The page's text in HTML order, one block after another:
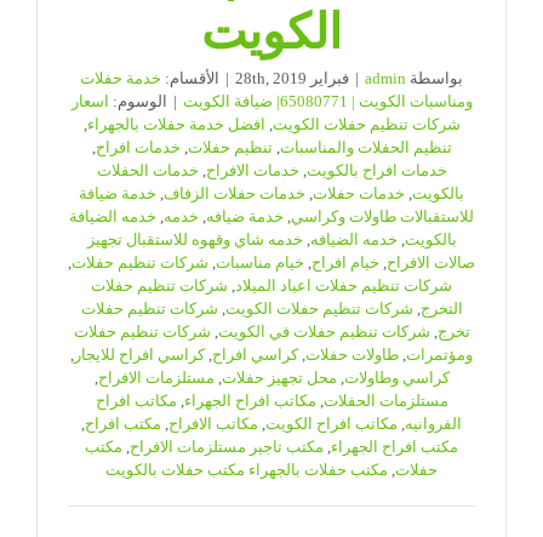
الكويت
بواسطة admin
| فبراير 28th, 2019 | الأقسام: خدمة حفلات
ومناسبات الكويت | 65080771| ضيافة الكويت
| الوسوم: اسعار
شركات تنظيم حفلات الكويت
افضل خدمة حفلات بالجهراء
تنظيم الحفلات والمناسبات ,تنظيم حفلات خدمات افراح
خدمات افراح بالكويت خدمات الافراح خدمات الحفلات
بالكويت خدمات حفلات خدمات حفلات الزفاف خدمة ضيافة
للاستقبالات طاولات وكراسي خدمة ضيافه خدمه خدمه الضيافة
بالكويت خدمه الضيافه خدمه شاي وقهوه للاستقبال تجهيز
صالات الافراح خيام افراح خيام مناسبات شركات تنظيم حفلات
شركات تنظيم حفلات اعياد الميلاد شركات تنظيم حفلات
التخرج شركات تنظيم حفلات الكويت شركات تنظيم حفلات
تخرج شركات تنظيم حفلات في الكويت شركات تنظيم حفلات
ومؤتمرات طاولات حفلات ,كراسي افراح ,كراسي افراح للايجار
كراسي وطاولات محل تجهيز حفلات مستلزمات الافراح
مستلزمات الحفلات مكاتب افراح الجهراء مكاتب افراح
الفروانيه مكاتب افراح الكويت مكاتب الافراح مكتب افراح
مكتب افراح الجهراء مكتب تاجير مستلزمات الافراح مكتب
حفلات مكتب حفلات بالجهراء مكتب حفلات بالكويت